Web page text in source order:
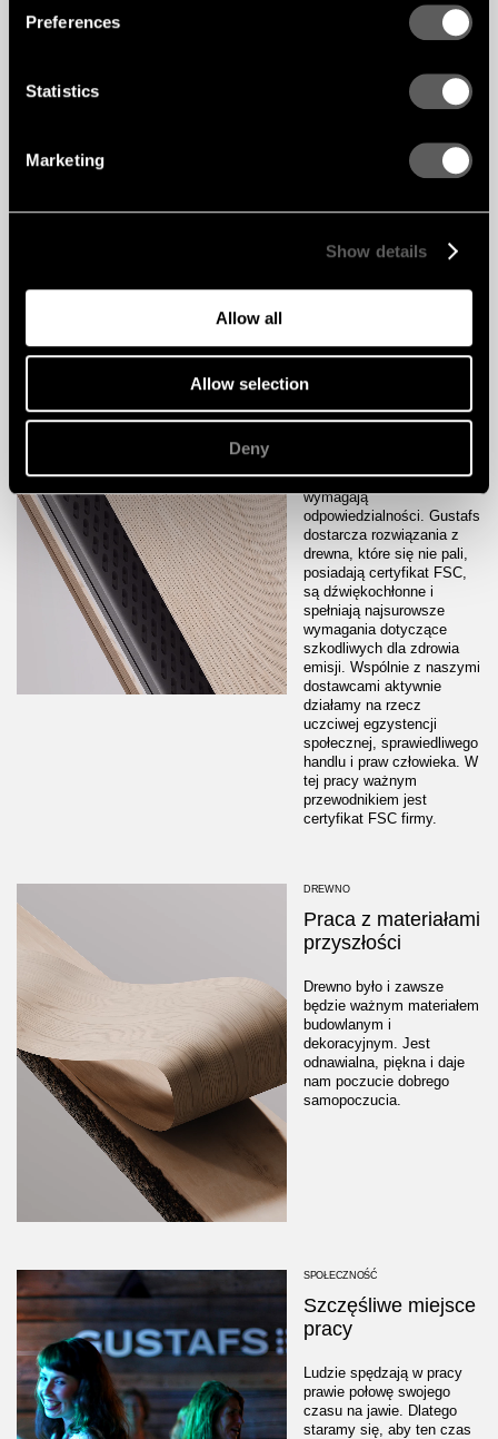
Preferences
Statistics
Marketing
Show details
Allow all
Allow selection
Deny
klientów na środowisko, to
dla nas naturalne.
DREWNO
Praca z materiałami
przyszłości
Drewno było i zawsze
będzie ważnym materiałem
budowlanym i
dekoracyjnym. Jest
odnawialna, piękna i daje
nam poczucie dobrego
samopoczucia.
ODPOWIEDZIALNOŚĆ
Odpowiedzialna
kreatywność
procesy budowlane
wymagają
odpowiedzialności. Gustafs
dostarcza rozwiązania z
drewna, które się nie pali,
posiadają certyfikat FSC,
są dźwiękochłonne i
spełniają najsurowsze
wymagania dotyczące
szkodliwych dla zdrowia
emisji. Wspólnie z naszymi
dostawcami aktywnie
działamy na rzecz
uczciwej egzystencji
społecznej, sprawiedliwego
handlu i praw człowieka. W
tej pracy ważnym
przewodnikiem jest
certyfikat FSC firmy.
SPOŁECZNOŚĆ
Szczęśliwe miejsce
pracy
Ludzie spędzają w pracy
prawie połowę swojego
czasu na jawie. Dlatego
staramy się, aby ten czas